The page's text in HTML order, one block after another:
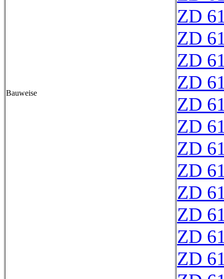
Bauweise
ZD
ZD
ZD
ZD
ZD
ZD
ZD
ZD
ZD
ZD
ZD
ZD